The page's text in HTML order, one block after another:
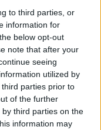
to third parties, or
information for
below opt-out
note that after your
seeing
utilized by
parties prior to
of the further
third parties on the
information may
што упатува
прописи и
редакцијата
НА
- Трамп им
гиганти